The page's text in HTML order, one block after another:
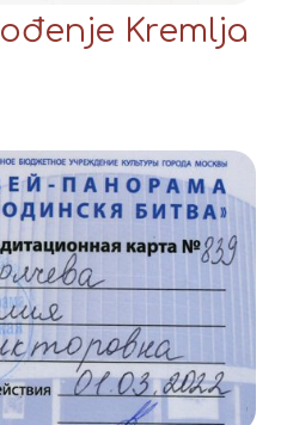
Kremlja